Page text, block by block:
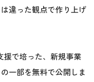
違った観点で作り上げ
援で培った、新規事業
一部を無料で公開しま